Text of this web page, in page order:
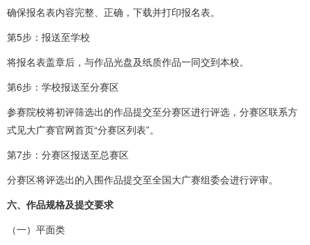
确保报名表内容完整、正确，下载并打印报名表。
第5步：报送至学校
将报名表盖章后，与作品光盘及纸质作品一同交到本校。
第6步：学校报送至分赛区
参赛院校将初评筛选出的作品提交至分赛区进行评选，分赛区联系方
式见大广赛官网首页“分赛区列表”。
第7步：分赛区报送至总赛区
分赛区将评选出的入围作品提交至全国大广赛组委会进行评审。
六、作品规格及提交要求
（一）平面类